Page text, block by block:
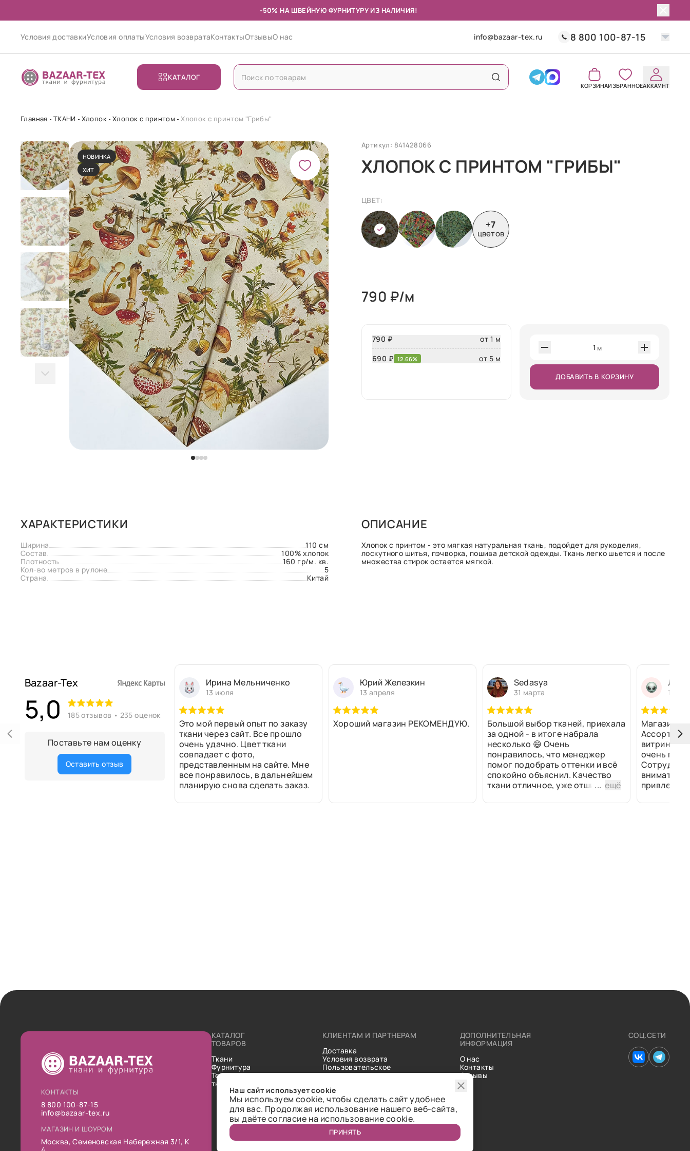
-50% НА ШВЕЙНУЮ ФУРНИТУРУ ИЗ НАЛИЧИЯ!
Условия доставкиУсловия оплатыУсловия возвратаКонтактыОтзывыО нас info@bazaar-tex.ru 8 800 100-87-15
КАТАЛОГ
КОРЗИНАИЗБРАННОЕАККАУНТ
Главная ТКАНИ Хлопок Хлопок с принтом Хлопок с принтом "Грибы"
НОВИНКА
ХИТ
Артикул: 841428066
ХЛОПОК С ПРИНТОМ "ГРИБЫ"
ЦВЕТ:
+7
цветов
790 ₽/м
790 ₽
от 1 м
690 ₽ 12.66% от 5 м
1 м
ДОБАВИТЬ В КОРЗИНУ
ХАРАКТЕРИСТИКИ
Ширина
110 см
Состав
100% хлопок
Плотность
160 гр/м. кв.
Кол-во метров в рулоне
5
Страна
Китай
ОПИСАНИЕ
Хлопок с принтом - это мягкая натуральная ткань, подойдет для рукоделия,
лоскутного шитья, пэчворка, пошива детской одежды. Ткань легко шьется и после
множества стирок остается мягкой.
Bazaar-Tex
5,0 185 отзывов • 235 оценок
Поставьте нам оценку
Оставить отзыв
Ирина Мельниченко
13 июля
Это мой первый опыт по заказу
ткани через сайт. Все прошло
очень удачно. Цвет ткани
совпадает с фото,
представленным на сайте. Мне
все понравилось, в дальнейшем
планирую снова сделать заказ.
Юрий Железкин
13 апреля
Хороший магазин РЕКОМЕНДУЮ.
Sedasya
31 марта
Большой выбор тканей, приехала
за одной - в итоге набрала
несколько 😄 Очень
понравилось, что менеджер
помог подобрать оттенки и всё
спокойно объяснил. Качество
ткани отличное, уже отшили...ещё
13
Магазин
витринах
очень
привлек
рулоны
КОНТАКТЫ
8 800 100-87-15
info@bazaar-tex.ru
МАГАЗИН И ШОУРОМ
Москва, Семеновская Набережная 3/1, К
КАТАЛОГ
ТОВАРОВ
Ткани
Фурнитура
Технические
ткани
КЛИЕНТАМ И ПАРТНЕРАМ
Доставка
Условия возврата
Пользовательское
соглашение
Статьи
ДОПОЛНИТЕЛЬНАЯ
ИНФОРМАЦИЯ
О нас
Контакты
Отзывы
СОЦ.СЕТИ
Наш сайт использует cookie
Мы используем cookie, чтобы сделать сайт удобнее
для вас. Продолжая использование нашего веб-сайта,
вы даёте согласие на использование cookie.
ПРИНЯТЬ